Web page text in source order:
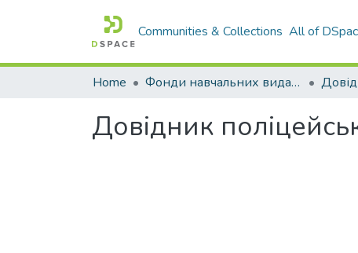
Communities & Collections All of
Home Фонди навчальних видань
Довідник